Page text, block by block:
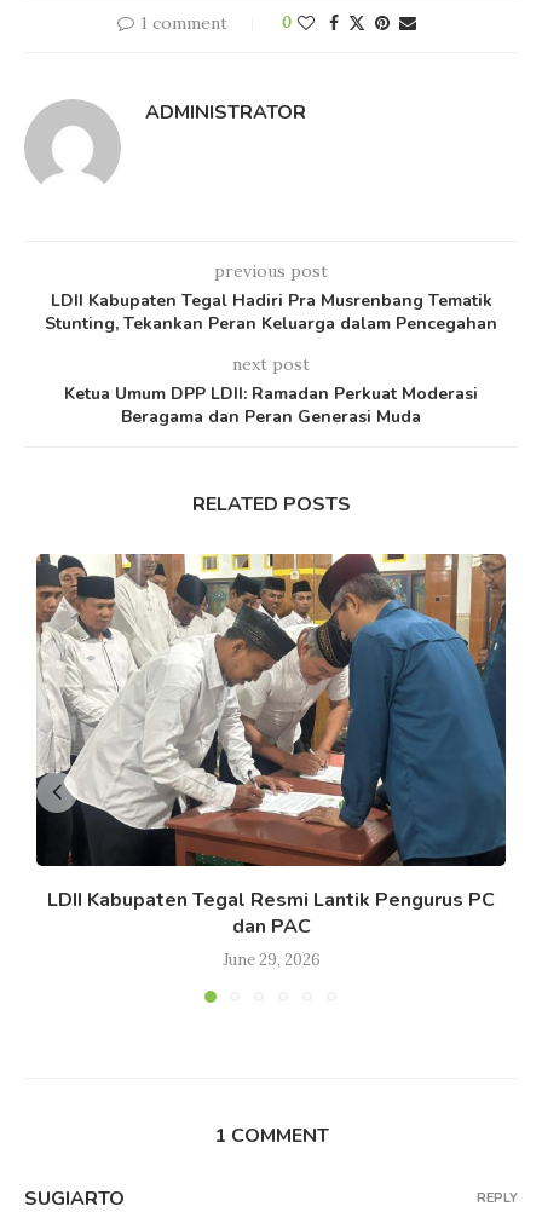
1 comment 0
ADMINISTRATOR
previous post
LDII Kabupaten Tegal Hadiri Pra Musrenbang Tematik
Stunting, Tekankan Peran Keluarga dalam Pencegahan
next post
Ketua Umum DPP LDII: Ramadan Perkuat Moderasi
Beragama dan Peran Generasi Muda
RELATED POSTS
LDII Kabupaten Tegal Resmi Lantik Pengurus PC
dan PAC
June 29, 2026
1 COMMENT
SUGIARTO REPLY